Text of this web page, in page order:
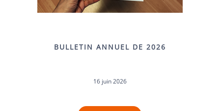
BULLETIN ANNUEL DE 2026
16 juin 2026